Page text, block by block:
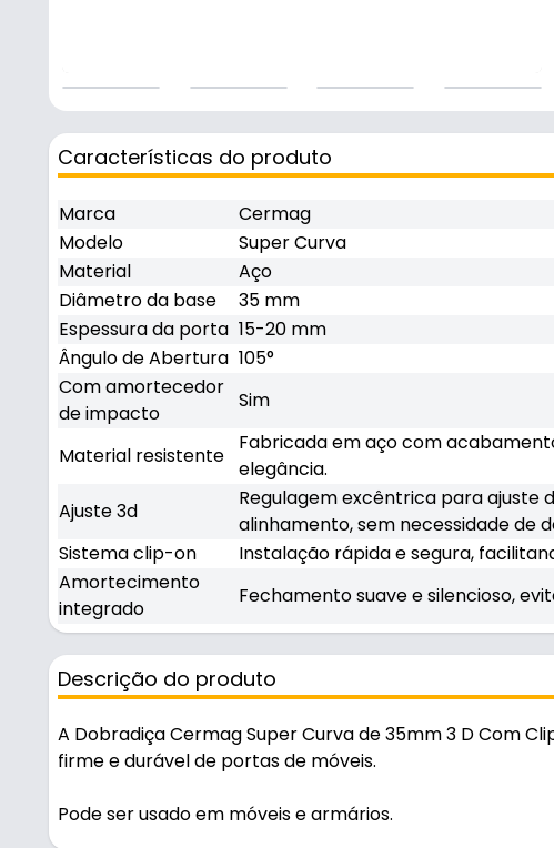
Características do produto
Marca
Cermag
Modelo
Super Curva
Material
Aço
Diâmetro da base
35 mm
Espessura da porta 15-20 mm
Ângulo de Abertura 105°
Com amortecedor
de impacto
Sim
Material resistente
Fabricada em aço com
elegância.
Ajuste 3d
Regulagem excêntrica para ajuste
alinhamento, sem necessidade de
Sistema clip-on
Instalação rápida e segura,
Amortecimento
integrado
Fechamento suave e silencioso,
Descrição do produto
A Dobradiça Cermag Super Curva de 35mm 3 D Com
firme e durável de portas de móveis.
Pode ser usado em móveis e armários.